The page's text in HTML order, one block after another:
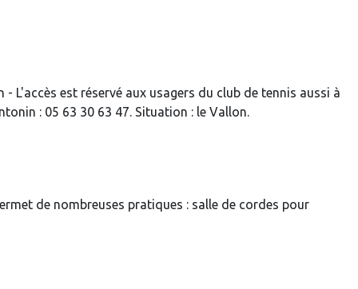
L'accès est réservé aux usagers du club de tennis aussi à
: 05 63 30 63 47. Situation : le Vallon.
de nombreuses pratiques : salle de cordes pour